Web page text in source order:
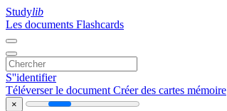
Studylib
Les documents Flashcards
S''identifier
Téléverser le document Créer des cartes mémoire
×